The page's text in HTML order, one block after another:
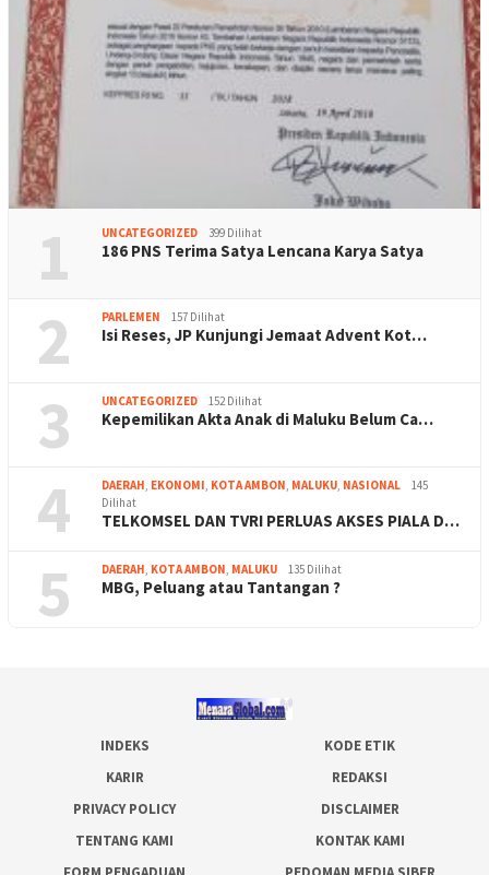
1 UNCATEGORIZED 399 Dilihat
186 PNS Terima Satya Lencana Karya Satya
2 PARLEMEN 157 Dilihat
Isi Reses, JP Kunjungi Jemaat Advent Kot…
3 UNCATEGORIZED 152 Dilihat
Kepemilikan Akta Anak di Maluku Belum Ca…
4 DAERAH EKONOMI KOTA AMBON MALUKU NASIONAL
145
Dilihat
TELKOMSEL DAN TVRI PERLUAS AKSES PIALA D…
5 DAERAH KOTA AMBON MALUKU 135 Dilihat
MBG, Peluang atau Tantangan ?
INDEKS
KODE ETIK
KARIR
REDAKSI
PRIVACY POLICY
DISCLAIMER
TENTANG KAMI
KONTAK KAMI